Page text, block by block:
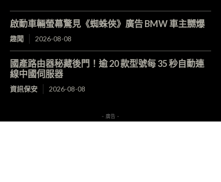
啟動車輛螢幕驚見《蜘蛛俠》廣告 BMW 車主嬲爆
趣聞 2026-08-08
國產路由器秘藏後門！逾 20 款型號每 35 秒自動連
線中國伺服器
資訊保安 2026-08-08
- 廣告 -